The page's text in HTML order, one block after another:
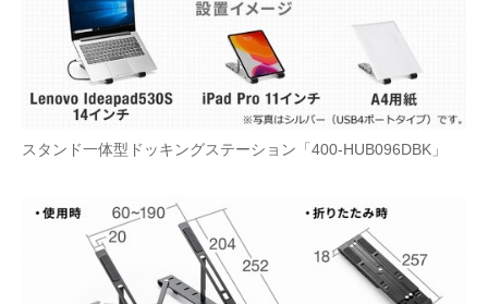
スタンド一体型ドッキングステーション「400-HUB096DBK」